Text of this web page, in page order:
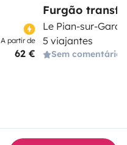
A partir de
62 €
Furgão
Le Pian-sur-
5 viajantes
Sem comentários